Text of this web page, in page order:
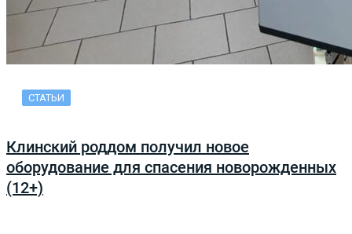
СТАТЬИ
Клинский роддом получил новое
оборудование для спасения новорожденных
(12+)